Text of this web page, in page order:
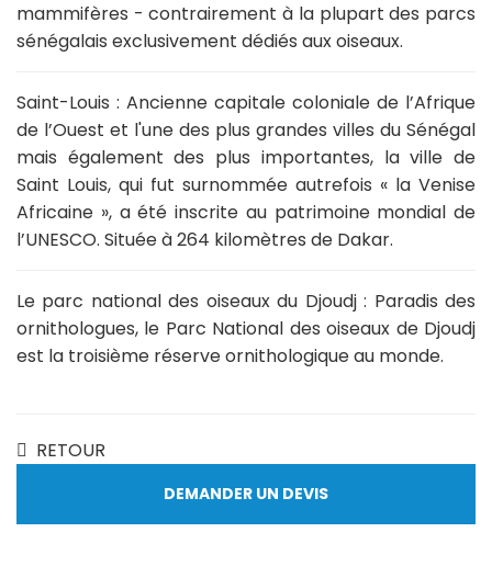
mammifères - contrairement à la plupart des parcs
sénégalais exclusivement dédiés aux oiseaux.
Saint-Louis : Ancienne capitale coloniale de l’Afrique
de l’Ouest et l'une des plus grandes villes du Sénégal
mais également des plus importantes, la ville de
Saint Louis, qui fut surnommée autrefois « la Venise
Africaine », a été inscrite au patrimoine mondial de
l’UNESCO. Située à 264 kilomètres de Dakar.
Le parc national des oiseaux du Djoudj : Paradis des
ornithologues, le Parc National des oiseaux de Djoudj
est la troisième réserve ornithologique au monde.
RETOUR
DEMANDER UN DEVIS